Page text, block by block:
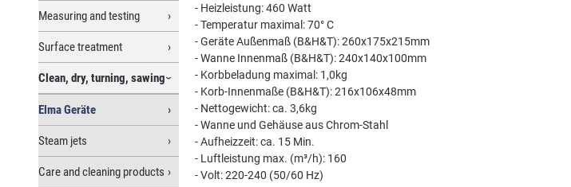
Measuring and testing
Surface treatment
Clean, dry, turning, sawing
Elma Geräte
Steam jets
Care and cleaning products
- Heizleistung: 460 Watt
- Temperatur maximal: 70° C
- Geräte Außenmaß (B&H&T): 260x175x215mm
- Wanne Innenmaß (B&H&T): 240x140x100mm
- Korbbeladung maximal: 1,0kg
- Korb-Innenmaße (B&H&T): 216x106x48mm
- Nettogewicht: ca. 3,6kg
- Wanne und Gehäuse aus Chrom-Stahl
- Aufheizzeit: ca. 15 Min.
- Luftleistung max. (m³/h): 160
- Volt: 220-240 (50/60 Hz)